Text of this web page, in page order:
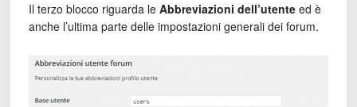
Il terzo blocco riguarda le Abbreviazioni dell’utenteed è
anche l’ultima parte delle impostazioni generali dei forum.